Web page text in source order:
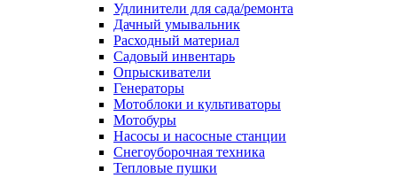
Удлинители для сада/ремонта
Дачный умывальник
Расходный материал
Садовый инвентарь
Опрыскиватели
Генераторы
Мотоблоки и культиваторы
Мотобуры
Насосы и насосные станции
Снегоуборочная техника
Тепловые пушки